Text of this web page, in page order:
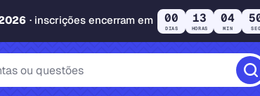
· inscrições encerram em 00
DIAS
13
HORAS
04
MIN SEG